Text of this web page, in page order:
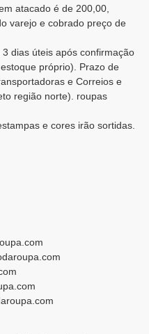
atacado é de 200,00,
varejo e cobrado preço de
dias úteis após confirmação
próprio). Prazo de
e Correios e
região norte). roupas
e cores irão sortidas.